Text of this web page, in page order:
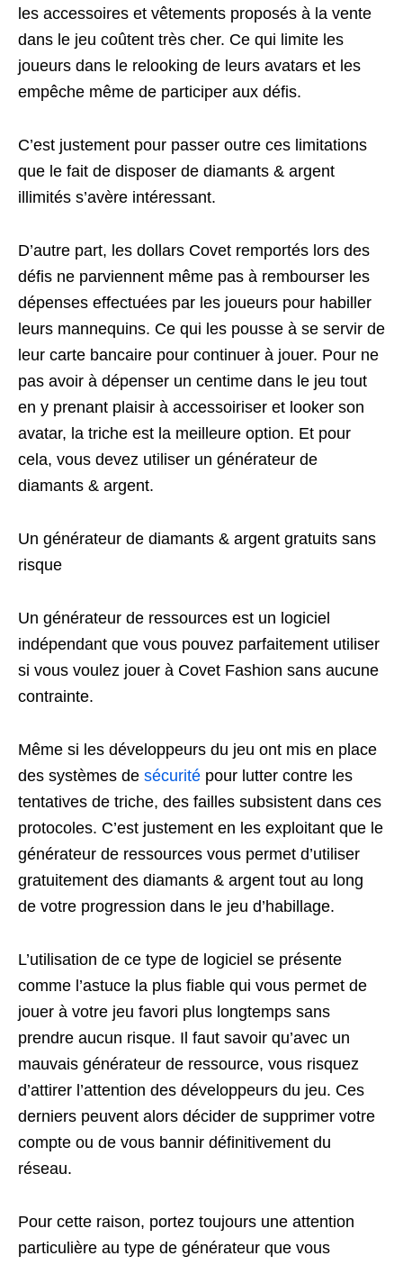
les accessoires et vêtements proposés à la vente
dans le jeu coûtent très cher. Ce qui limite les
joueurs dans le relooking de leurs avatars et les
empêche même de participer aux défis.
C’est justement pour passer outre ces limitations
que le fait de disposer de diamants & argent
illimités s’avère intéressant.
D’autre part, les dollars Covet remportés lors des
défis ne parviennent même pas à rembourser les
dépenses effectuées par les joueurs pour habiller
leurs mannequins. Ce qui les pousse à se servir de
leur carte bancaire pour continuer à jouer. Pour ne
pas avoir à dépenser un centime dans le jeu tout
en y prenant plaisir à accessoiriser et looker son
avatar, la triche est la meilleure option. Et pour
cela, vous devez utiliser un générateur de
diamants & argent.
Un générateur de diamants & argent gratuits sans
risque
Un générateur de ressources est un logiciel
indépendant que vous pouvez parfaitement utiliser
si vous voulez jouer à Covet Fashion sans aucune
contrainte.
Même si les développeurs du jeu ont mis en place
des systèmes de sécurité pour lutter contre les
tentatives de triche, des failles subsistent dans ces
protocoles. C’est justement en les exploitant que le
générateur de ressources vous permet d’utiliser
gratuitement des diamants & argent tout au long
de votre progression dans le jeu d’habillage.
L’utilisation de ce type de logiciel se présente
comme l’astuce la plus fiable qui vous permet de
jouer à votre jeu favori plus longtemps sans
prendre aucun risque. Il faut savoir qu’avec un
mauvais générateur de ressource, vous risquez
d’attirer l’attention des développeurs du jeu. Ces
derniers peuvent alors décider de supprimer votre
compte ou de vous bannir définitivement du
réseau.
Pour cette raison, portez toujours une attention
particulière au type de générateur que vous